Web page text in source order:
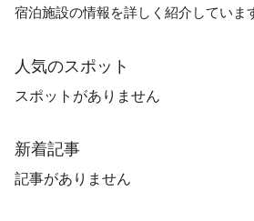
宿泊施設の情報を詳しく紹介していま
人気のスポット
スポットがありません
新着記事
記事がありません